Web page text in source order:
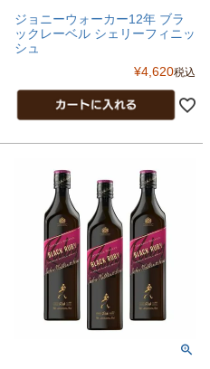
ジョニーウォーカー12年 ブラ
ックレーベル シェリーフィニッ
シュ
¥4,620税込